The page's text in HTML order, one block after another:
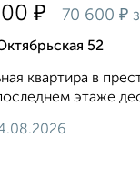
₽ 70 600 ₽
52
квартира в
этаже